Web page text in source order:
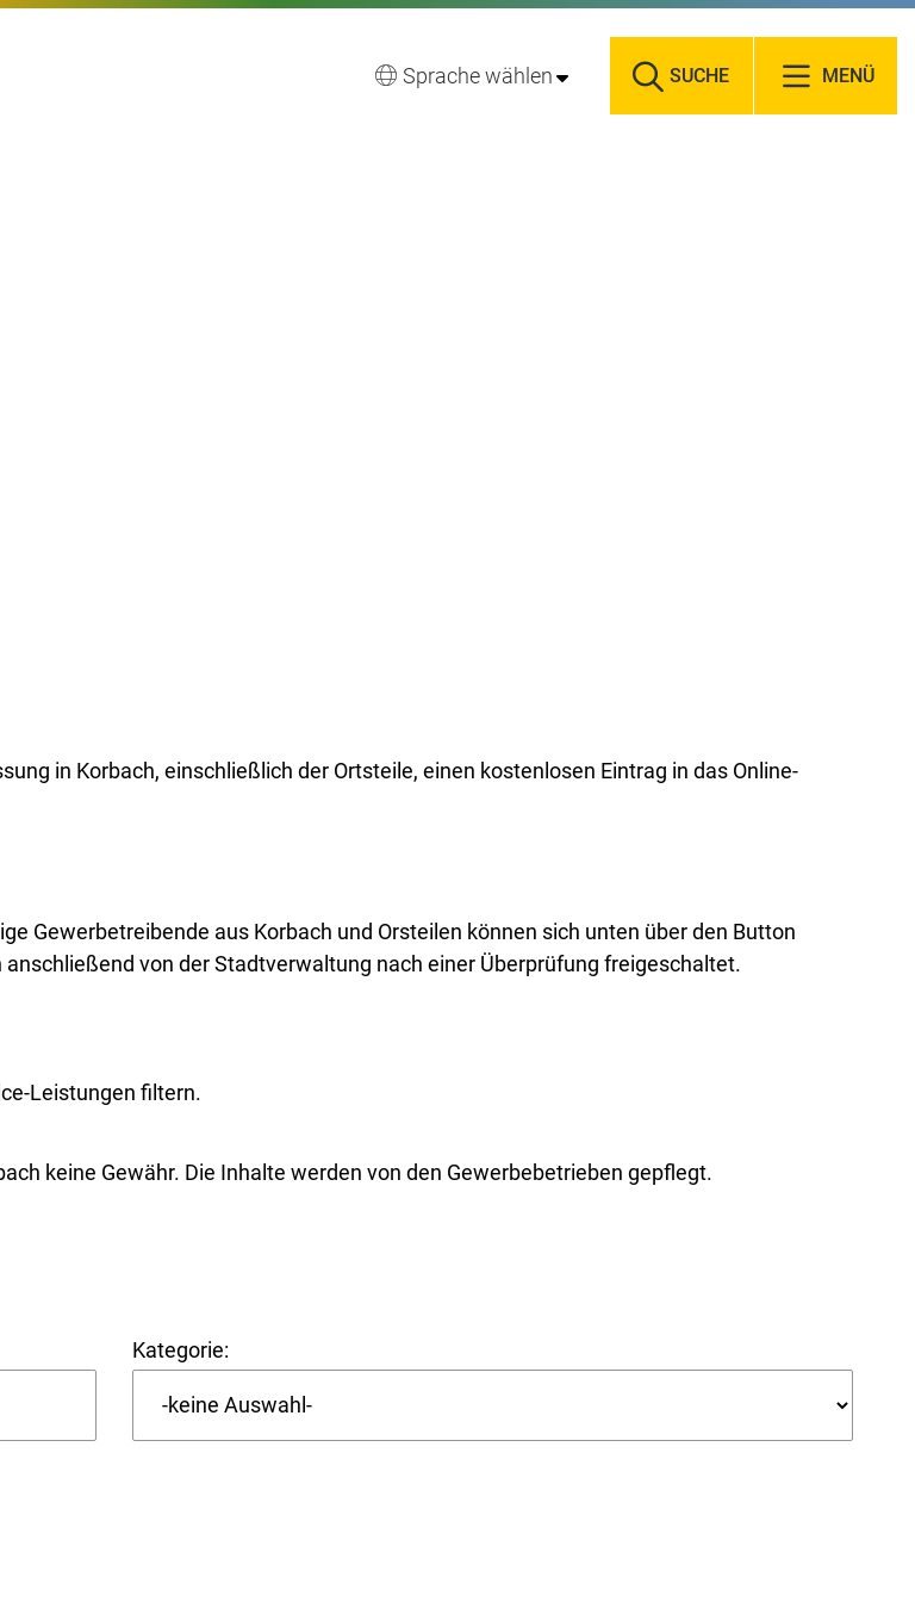
Sprache wählen SUCHE MENÜ
in Korbach, einschließlich der Ortsteile, einen kostenlosen Eintrag in das Online-
Gewerbetreibende aus Korbach und Orsteilen können sich unten über den Button
von der Stadtverwaltung nach einer Überprüfung freigeschaltet.
Leistungen filtern.
keine Gewähr. Die Inhalte werden von den Gewerbebetrieben gepflegt.
Kategorie: